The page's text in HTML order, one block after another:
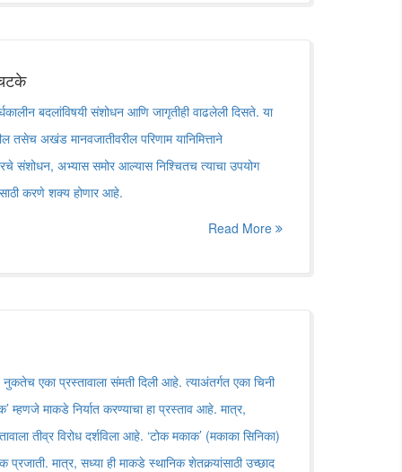
चटके
बदलांविषयी संशोधन आणि जागृतीही वाढलेली दिसते. या
तसेच अखंड मानवजातीवरील परिणाम यानिमित्ताने
संशोधन, अभ्यास समोर आल्यास निश्चितच त्याचा उपयोग
करणे शक्य होणार आहे.
Read More
एका प्रस्तावाला संमती दिली आहे. त्याअंतर्गत एका चिनी
माकडे निर्यात करण्याचा हा प्रस्ताव आहे. मात्र,
तीव्र विरोध दर्शविला आहे. ‘टोक मकाक’ (मकाका सिनिका)
मात्र, सध्या ही माकडे स्थानिक शेतकर्‍यांसाठी उच्छाद